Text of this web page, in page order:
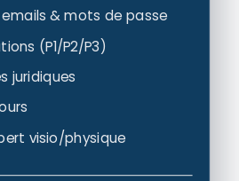
& mots de passe
(P1/P2/P3)
juridiques
visio/physique